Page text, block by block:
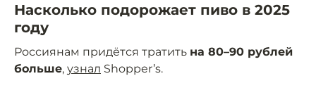
Насколько подорожает пиво в 2025
году
Россиянам придётся тратить на 80–90 рублей
больше, узнал Shopper’s.